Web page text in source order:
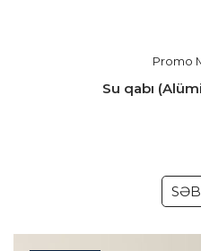
Promo
Su qabı